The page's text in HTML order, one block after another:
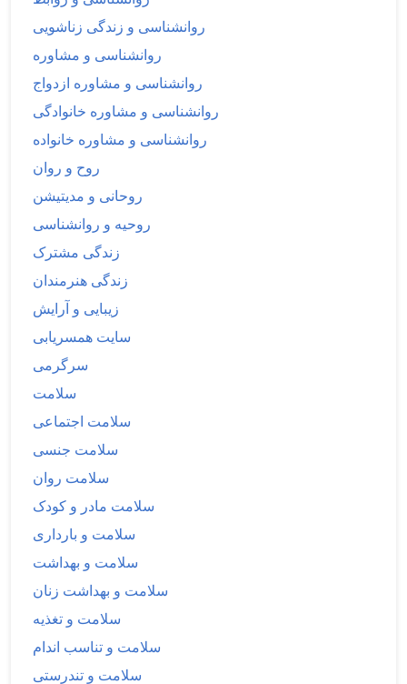
روانشناسی و زندگی زناشویی
روانشناسی و مشاوره
روانشناسی و مشاوره ازدواج
روانشناسی و مشاوره خانوادگی
روانشناسی و مشاوره خانواده
روح و روان
روحانی و مدیتیشن
روحیه و روانشناسی
زندگی مشترک
زندگی هنرمندان
زیبایی و آرایش
سایت همسریابی
سرگرمی
سلامت
سلامت اجتماعی
سلامت جنسی
سلامت روان
سلامت مادر و کودک
سلامت و بارداری
سلامت و بهداشت
سلامت و بهداشت زنان
سلامت و تغذیه
سلامت و تناسب اندام
سلامت و تندرستی